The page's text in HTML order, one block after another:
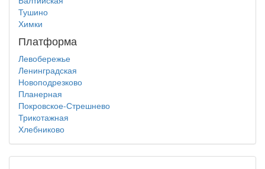
Тушино
Химки
Платформа
Левобережье
Ленинградская
Новоподрезково
Планерная
Покровское-Стрешнево
Трикотажная
Хлебниково